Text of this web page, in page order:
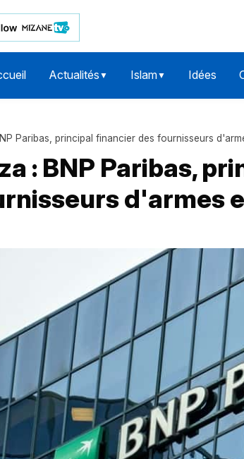
Actualités ▼ Islam▼ Idées
Paribas, principal financier des fournisseurs
: BNP Paribas,
d'armes